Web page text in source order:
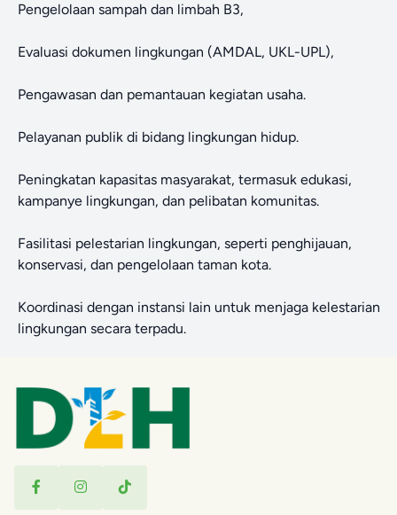
Pengelolaan sampah dan limbah B3,
Evaluasi dokumen lingkungan (AMDAL, UKL-UPL),
Pengawasan dan pemantauan kegiatan usaha.
Pelayanan publik di bidang lingkungan hidup.
Peningkatan kapasitas masyarakat, termasuk edukasi,
kampanye lingkungan, dan pelibatan komunitas.
Fasilitasi pelestarian lingkungan, seperti penghijauan,
konservasi, dan pengelolaan taman kota.
Koordinasi dengan instansi lain untuk menjaga kelestarian
lingkungan secara terpadu.